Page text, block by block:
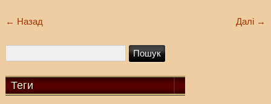
← Назад Далі →
Теги